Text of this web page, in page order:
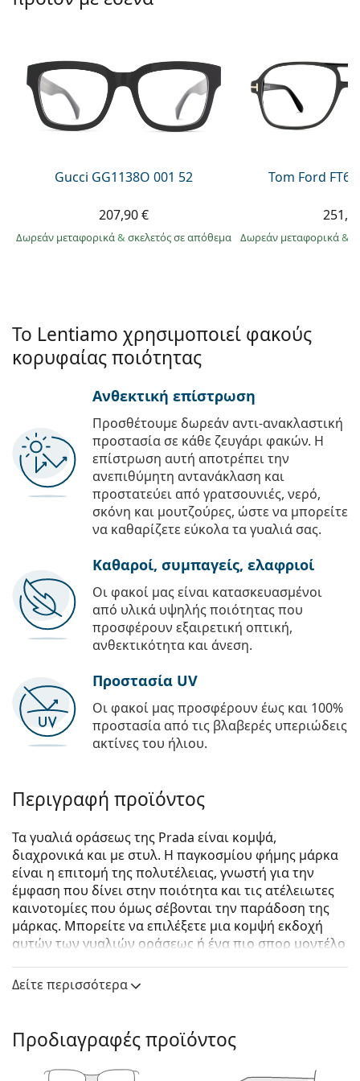
Persol
Όλες οι μάρκες
Gucci GG1138O 001 52
207,90 €
Δωρεάν μεταφορικά& σκελετός σε απόθεμα
Tom Ford
Δωρεάν μεταφορικά&
Το Lentiamo χρησιμοποιεί φακούς
κορυφαίας ποιότητας
Ανθεκτική επίστρωση
Προσθέτουμε δωρεάν αντι-ανακλαστική
προστασία σε κάθε ζευγάρι φακών. Η
επίστρωση αυτή αποτρέπει την
ανεπιθύμητη αντανάκλαση και
προστατεύει από γρατσουνιές, νερό,
σκόνη και μουτζούρες, ώστε να μπορείτε
να καθαρίζετε εύκολα τα γυαλιά σας.
Καθαροί, συμπαγείς, ελαφριοί
Οι φακοί μας είναι κατασκευασμένοι
από υλικά υψηλής ποιότητας που
προσφέρουν εξαιρετική οπτική,
ανθεκτικότητα και άνεση.
Προστασία UV
Οι φακοί μας προσφέρουν έως και 100%
προστασία από τις βλαβερές υπεριώδεις
ακτίνες του ήλιου.
Περιγραφή προϊόντος
Τα γυαλιά οράσεως της Prada είναι κομψά,
διαχρονικά και με στυλ. Η παγκοσμίου φήμης μάρκα
είναι η επιτομή της πολυτέλειας, γνωστή για την
έμφαση που δίνει στην ποιότητα και τις ατέλειωτες
καινοτομίες που όμως σέβονται την παράδοση της
μάρκας. Μπορείτε να επιλέξετε μια κομψή εκδοχή
αυτών των γυαλιών οράσεως ή ένα πιο σπορ μοντέλο
κόκκινη λωρίδα. Όποιο στυλ κι αν επιλέξετε, με τα
γυαλιά οράσεως Prada θα είστε πάντα εξαιρετικοί και
Prada Linea Rossa 0PS 05NV 1BO1O1 54
Δείτε περισσότερα
Προδιαγραφές προϊόντος